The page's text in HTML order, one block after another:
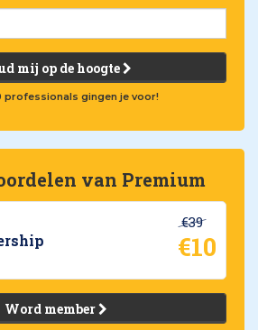
mij op de hoogte
professionals gingen je voor!
van Premium
€39
€10
Word member